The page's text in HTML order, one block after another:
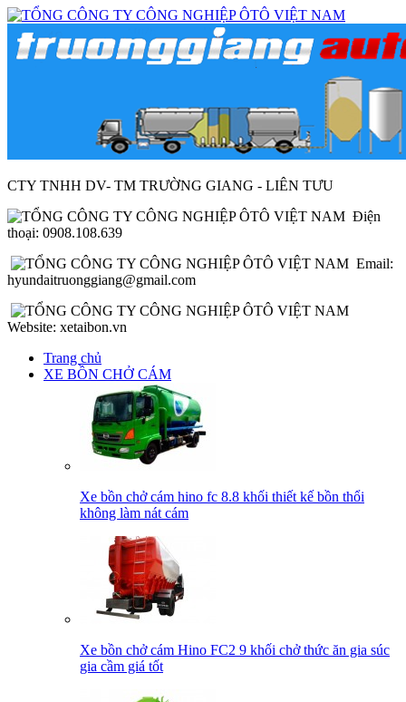
CTY TNHH DV- TM TRƯỜNG GIANG - LIÊN TƯU
Điện
thoại: 0908.108.639
Email:
hyundaitruonggiang@gmail.com
Website: xetaibon.vn
Trang chủ
XE BỒN CHỞ CÁM
Xe bồn chở cám hino fc 8.8 khối thiết kế bồn thổi
không làm nát cám
Xe bồn chở cám Hino FC2 9 khối chở thức ăn gia súc
gia cầm giá tốt